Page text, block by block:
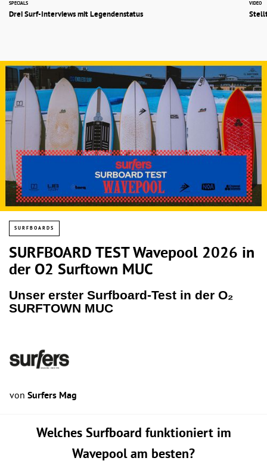
SPECIALS
Drei Surf-Interviews mit Legendenstatus
VIDEO
SURFBOARDS
SURFBOARD TEST Wavepool 2026 in
der O2 Surftown MUC
Unser erster Surfboard-Test in der O₂
SURFTOWN MUC
von Surfers Mag
Welches Surfboard funktioniert im
Wavepool am besten?